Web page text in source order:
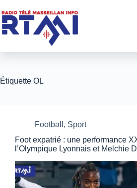
au
contenu
Étiquette OL
Football , Sport
Foot expatrié : une performance
l’Olympique Lyonnais et Melchie